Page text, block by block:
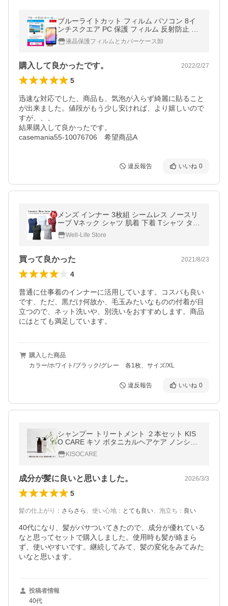
ブルーライトカット フィルム パソコン 8イ
ンチスクエア PC 保護 フィルム 反射防止 指
紋防止 気泡レス 液晶 保護 フィルム
液晶保護フィルムとカバーケース卸
購入して良かったです。 2022/2/27
5
迅速な対応でした、商品も、気泡が入らず綺麗に貼ること
が出来ました。値段がもう少し安ければ、より嬉しいので
すが、、、
結果購入して良かったです。
casemania55-10076706　希望商品A
違反報告 いいね 0
メンズ インナー 3枚組 シームレス ノースリ
ーブ Vネック シャツ 肌着 下着 Tシャツ タン
クトップ 汗取り
Well-Life Store
買って良かった 2021/8/23
4
普通に仕事着のインナーに活用しています。コスパも良い
です、ただ、黒だけ何故か、毛玉みたいなものの付着が目
立つので、ネット洗いや、別洗いをおすすめします。商品
にはとても満足しています。
購入した商品
カラー/ホワイト/ブラック/グレー 各1枚、サイズ/XL
違反報告 いいね 0
シャンプー トリートメント ２本セット KIS
O CARE キソ ボタニカルヘアケア ノンシリ
コン ダメージケア ビオチン キャピキシル 無
添加 国産 日本製 リニューアル
KISOCARE
成分が髪に良いと思いました。 2026/3/3
5
髪の仕上がり ： さらさら 、 使い心地 ： とても良い、 泡立ち ： 良い
40代になり、髪がパサついてきたので、成分が優れている
なと思ってセットで購入しました。使用時も髪が絡まら
ず、使いやすいです。継続してみて、髪の変化をみてみた
いなと思います。
投稿者情報
40代